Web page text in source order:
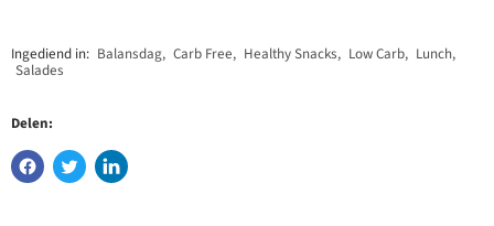
Ingediend in: Balansdag, Carb Free, Healthy Snacks, Low Carb, Lunch,
Salades
Delen: